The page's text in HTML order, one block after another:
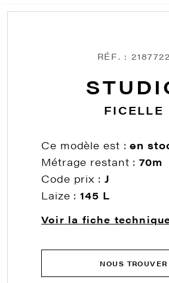
RÉF. : 2187722
FICELLE
Ce modèle est :en
Métrage restant :70m
Code prix : J
Laize :145 L
Voir la fiche
NOUS TROUVER